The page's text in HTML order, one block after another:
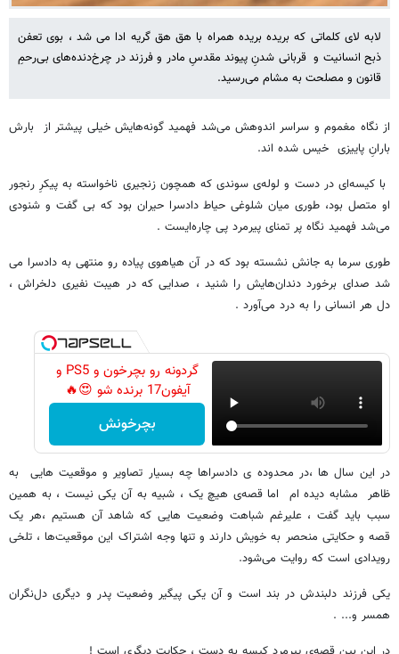
لابه لای کلماتی که بریده بریده همراه با هق هق گریه ادا می شد ، بوی تعفن
ذبح انسانیت و قربانی شدنِ پیوند مقدسِ مادر و فرزند در چرخ‌دنده‌های بی‌رحمِ
قانون و مصلحت به مشام می‌رسید.
از نگاه مغموم و سراسر اندوهش می‌شد فهمید گونه‌هایش خیلی پیشتر از بارش
بارانِ پاییزی خیس شده اند.
با کیسه‌ای در دست و لوله‌ی سوندی که همچون زنجیری ناخواسته به پیکرِ رنجور
او متصل بود، طوری میان شلوغی حیاط دادسرا حیران بود که بی گفت و شنودی
می‌شد فهمید نگاه پر تمنای پیرمرد پی چاره‌ایست .
طوری سرما به جانش نشسته بود که در آن هیاهوی پیاده رو منتهی به دادسرا می
شد صدای برخورد دندان‌هایش را شنید ، صدایی که در هیبت نفیری دلخراش ،
دل هر انسانی را به درد می‌آورد .
گردونه رو بچرخون و PS5 و
آیفون17 برنده شو 😍🔥
بچرخونش
در این سال ها ،در محدوده ی دادسراها چه بسیار تصاویر و موقعیت هایی به
ظاهر مشابه دیده ام اما قصه‌ی هیچ یک ، شبیه به آن یکی نیست ، به همین
سبب باید گفت ، علیرغم شباهت وضعیت هایی که شاهد آن هستیم ،هر یک
قصه و حکایتی منحصر به خویش دارند و تنها وجه اشتراک این موقعیت‌ها ، تلخی
رویدادی است که روایت می‌شود.
یکی فرزند دلبندش در بند است و آن یکی پیگیر وضعیت پدر و دیگری دل‌نگران
همسر و... .